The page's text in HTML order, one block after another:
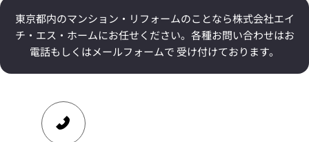
東京都内のマンション・リフォームのことなら株式会社エイ
チ・エス・ホームにお任せください。 各種お問い合わせはお
電話もしくはメールフォームで 受け付けております。